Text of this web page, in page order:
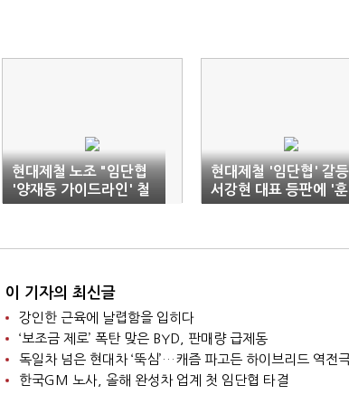
현대제철 노조 "임단협
'양재동 가이드라인' 철
회하라"
현대제철 '임단협' 갈
서강현 대표 등판에 '훈
풍' 기대
이 기자의 최신글
강인한 근육에 날렵함을 입히다
‘보조금 제로’ 폭탄 맞은 BYD, 판매량 급제동
독일차 넘은 현대차 ‘뚝심’…캐즘 파고든 하이브리드 역전
한국GM 노사, 올해 완성차 업계 첫 임단협 타결